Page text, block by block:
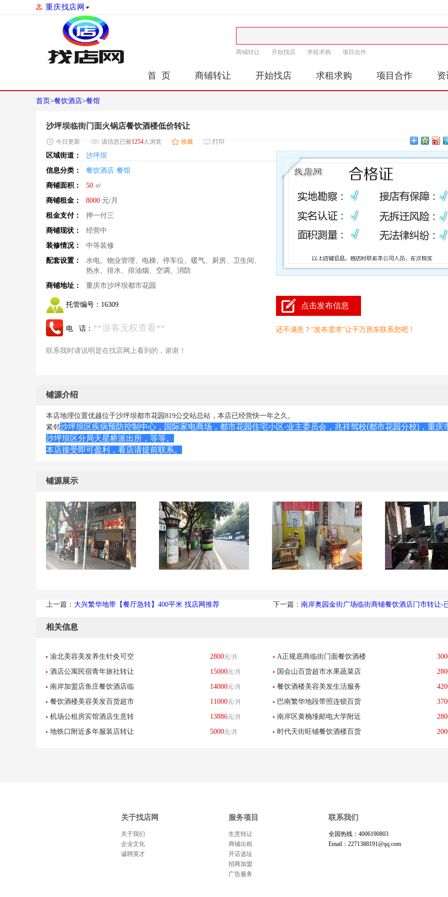
重庆找店网
商铺转让 开始找店 求租求购 项目合作
首 页 商铺转让 开始找店 求租求购 项目合作 资
首页>餐饮酒店>餐馆
沙坪坝临街门面火锅店餐饮酒楼低价转让
今日 更新 该信息已被1254人浏览 收藏 打印
区域街道：
沙坪坝
信息分类：
餐饮酒店 餐馆
商铺面积：
50 ㎡
商铺租金：
8000 元/月
租金支付：
押一付三
商铺现状：
经营中
装修情况：
中等装修
配套设置：
水电、物业管理、电梯、停车位、暖气、厨房、卫生间、
热水、排水、排油烟、空调、消防
商铺地址：
重庆市沙坪坝都市花园
托管编号： 16309
电 话： **游客无权查看**
联系我时请说明是在找店网上看到的，谢谢！
点击发布信息
还不满意？“发布需求”让千万房东联系您吧！
铺源介绍
本店地理位置优越位于沙坪坝都市花园819公交站总站，本店已经营快一年之久。
紧邻沙坪坝区疾病预防控制中心， 国际家电商场， 都市花园住宅小区-业主委员会， 兆祥驾校(都市花园分校)， 重庆
沙坪坝区分局天星桥派出所，等等。
本店接受即可盈利，看店请提前联系。
铺源展示
上一篇： 大兴繁华地带【餐厅急转】400平米 找店网推荐 下一篇： 南岸奥园金街广场临街商铺餐饮酒店门市转让-
相关信息
渝北美容美发养生针灸可空
转整转-已转让
2800元/月 A正规底商临街门面餐饮酒楼
教育培训水果店盈利转让-已
酒店公寓民宿青年旅社转让
15000元/月 国会山百货超市水果蔬菜店
转让带快递代收点-已转让
南岸加盟店鱼庄餐饮酒店临
街底商可外摆转让餐馆超市
14000元/月 餐饮酒楼美容美发生活服务
转让干洗店低价带技术转让
餐饮酒楼美容美发百货超市
转让母婴用品游泳店低价转
11000元/月 巴南繁华地段带照连锁百货
超市转让流水每天3000+-已
机场公租房宾馆酒店生意转
让因孩子上学所以转让房租
13886元/月 南岸区黄桷垭邮电大学附近
足浴按摩养生美容店转让
地铁口附近多年服装店转让
5000元/月 时代天街旺铺餐饮酒楼百货
关于找店网
关于我们
企业文化
诚聘英才
服务项目
生意转让
商铺出租
开店选址
招商加盟
广告服务
联系我们
全国热线：4006190803
Email：2271388191@qq.com